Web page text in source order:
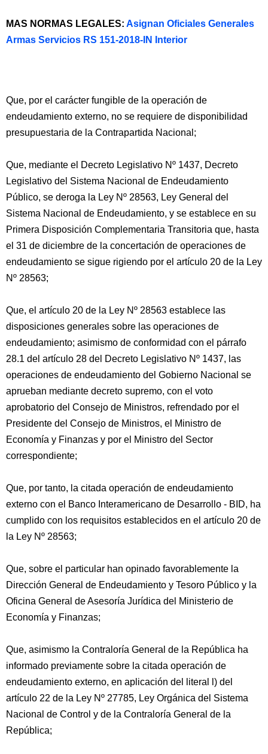
MAS NORMAS LEGALES: Asignan Oficiales Generales
Armas Servicios RS 151-2018-IN Interior
Que, por el carácter fungible de la operación de
endeudamiento externo, no se requiere de disponibilidad
presupuestaria de la Contrapartida Nacional;
Que, mediante el Decreto Legislativo Nº 1437, Decreto
Legislativo del Sistema Nacional de Endeudamiento
Público, se deroga la Ley Nº 28563, Ley General del
Sistema Nacional de Endeudamiento, y se establece en su
Primera Disposición Complementaria Transitoria que, hasta
el 31 de diciembre de la concertación de operaciones de
endeudamiento se sigue rigiendo por el artículo 20 de la Ley
Nº 28563;
Que, el artículo 20 de la Ley Nº 28563 establece las
disposiciones generales sobre las operaciones de
endeudamiento; asimismo de conformidad con el párrafo
28.1 del artículo 28 del Decreto Legislativo Nº 1437, las
operaciones de endeudamiento del Gobierno Nacional se
aprueban mediante decreto supremo, con el voto
aprobatorio del Consejo de Ministros, refrendado por el
Presidente del Consejo de Ministros, el Ministro de
Economía y Finanzas y por el Ministro del Sector
correspondiente;
Que, por tanto, la citada operación de endeudamiento
externo con el Banco Interamericano de Desarrollo - BID, ha
cumplido con los requisitos establecidos en el artículo 20 de
la Ley Nº 28563;
Que, sobre el particular han opinado favorablemente la
Dirección General de Endeudamiento y Tesoro Público y la
Oficina General de Asesoría Jurídica del Ministerio de
Economía y Finanzas;
Que, asimismo la Contraloría General de la República ha
informado previamente sobre la citada operación de
endeudamiento externo, en aplicación del literal l) del
artículo 22 de la Ley Nº 27785, Ley Orgánica del Sistema
Nacional de Control y de la Contraloría General de la
República;